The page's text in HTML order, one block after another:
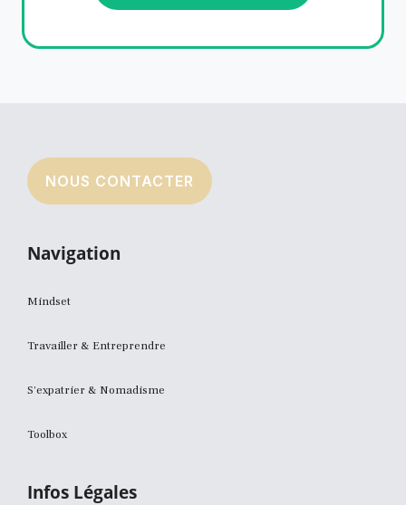
NOUS CONTACTER
Navigation
Mindset
Travailler & Entreprendre
S'expatrier & Nomadisme
Toolbox
Infos Légales